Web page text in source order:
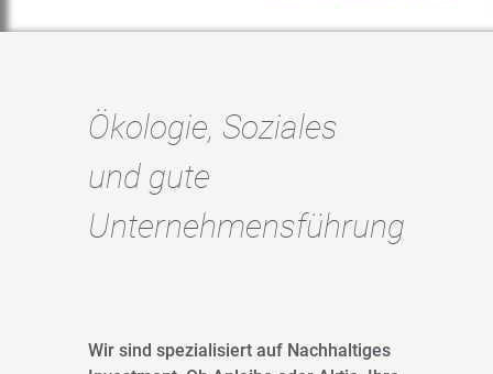
Wir sind spezialisiert auf Nachhaltiges
Ökologie, Soziales
und gute
Unternehmensführung